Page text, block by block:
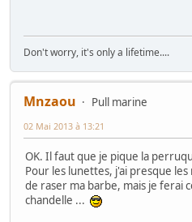
Don't worry, it's only a lifetime....
Mnzaou
Pull marine
02 Mai 2013 à 13:21
OK. Il faut que je pique la
Pour les lunettes, j'ai presque
de raser ma barbe, mais je ferai
chandelle ...